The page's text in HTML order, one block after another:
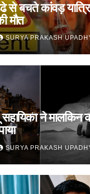
से बचते कांवड़
मौत
SURYA PRAKASH
ने मालकिन
SURYA PRAKASH